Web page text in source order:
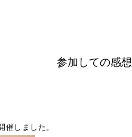
参加しての感想
しました。